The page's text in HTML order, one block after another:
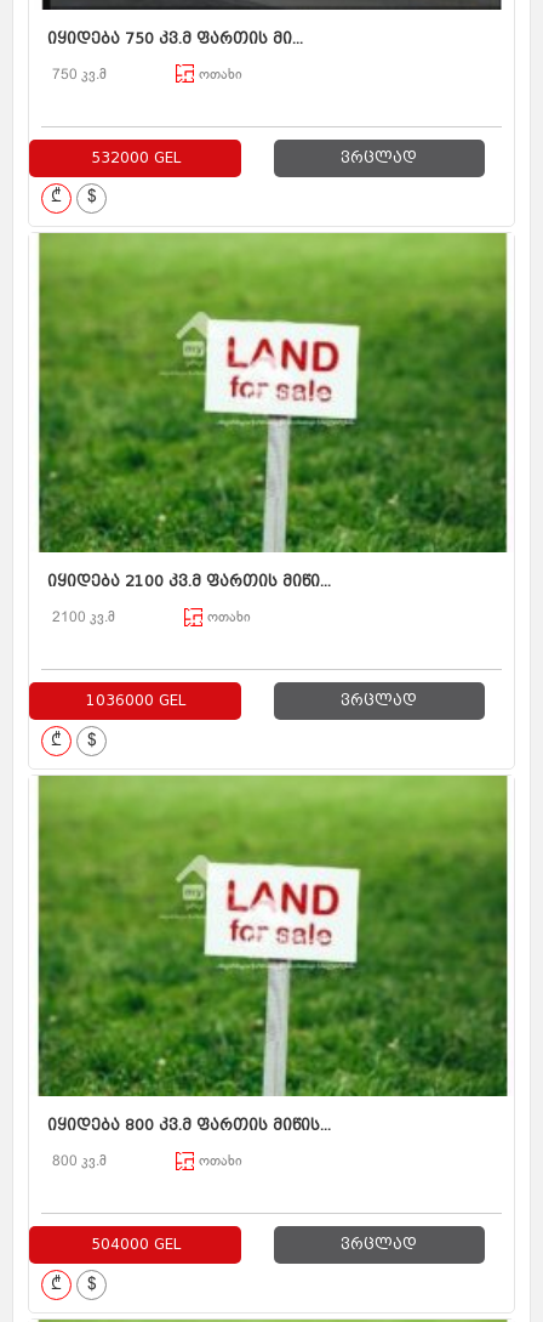
იყიდება 750 კვ.მ ფართის მი...
750 კვ.მ ოთახი
532000 GEL ვრცლად
₾ $
იყიდება 2100 კვ.მ ფართის მიწი...
2100 კვ.მ ოთახი
1036000 GEL ვრცლად
₾ $
იყიდება 800 კვ.მ ფართის მიწის...
800 კვ.მ ოთახი
504000 GEL ვრცლად
₾ $